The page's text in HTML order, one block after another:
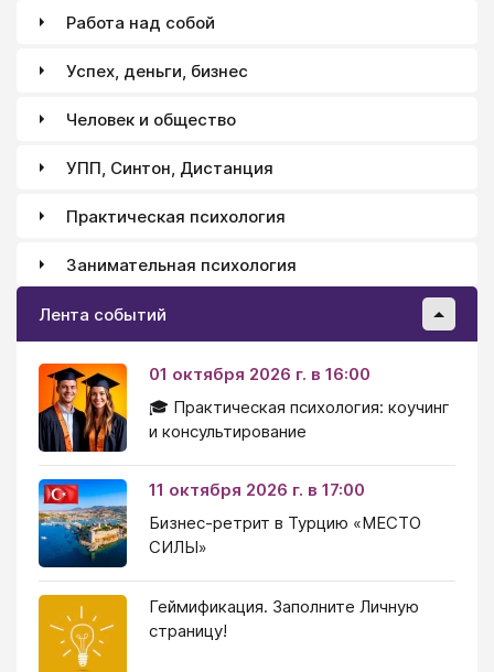
Работа над собой
Успех, деньги, бизнес
Человек и общество
УПП, Синтон, Дистанция
Практическая психология
Занимательная психология
Лента событий
01 октября 2026 г. в 16:00
🎓 Практическая психология: коучинг
и консультирование
11 октября 2026 г. в 17:00
Бизнес-ретрит в Турцию «МЕСТО
СИЛЫ»
Геймификация. Заполните Личную
страницу!